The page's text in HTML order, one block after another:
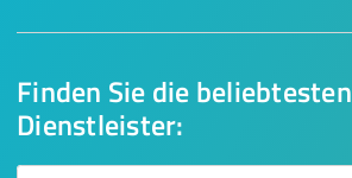
Finden Sie die beliebtesten
Dienstleister: